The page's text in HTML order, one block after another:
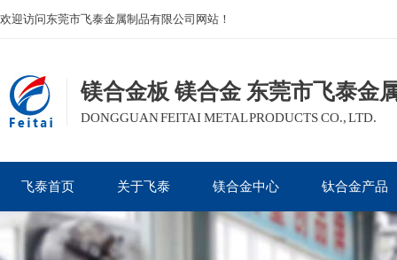
欢迎访问东莞市飞泰金属制品有限公司网站！
镁合金板 镁合金 东莞市飞泰金
DONGGUAN FEITAI METAL PRODUCTS CO., LTD.
飞泰首页 关于飞泰 镁合金中心 钛合金产品